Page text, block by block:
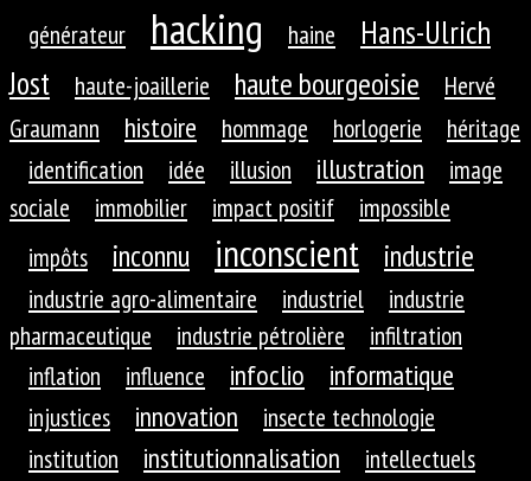
générateur
hacking haine
Hans-Ulrich
Jost
haute-joaillerie haute bourgeoisie
Hervé
Graumann
histoire hommage horlogerie
héritage
identification
idée illusion illustration
image
sociale
immobilier impact positif
impossible
impôts
inconnu inconscient industrie
industrie agro-alimentaire industriel
industrie
pharmaceutique
industrie pétrolière
infiltration
inflation
influence infoclio informatique
injustices innovation
insecte technologie
institution
institutionnalisation
intellectuels